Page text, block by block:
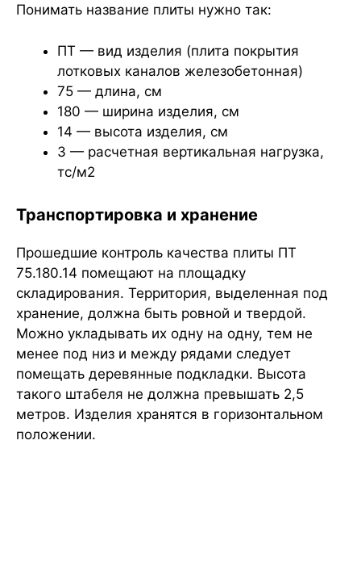
Понимать название плиты нужно так:
ПТ — вид изделия (плита покрытия
лотковых каналов железобетонная)
75 — длина, см
180 — ширина изделия, см
14 — высота изделия, см
3 — расчетная вертикальная нагрузка,
тс/м2
Транспортировка и хранение
Прошедшие контроль качества плиты ПТ
75.180.14 помещают на площадку
складирования. Территория, выделенная под
хранение, должна быть ровной и твердой.
Можно укладывать их одну на одну, тем не
менее под низ и между рядами следует
помещать деревянные подкладки. Высота
такого штабеля не должна превышать 2,5
метров. Изделия хранятся в горизонтальном
положении.